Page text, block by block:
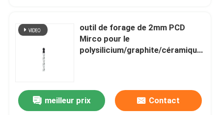
outil de forage de 2mm PCD
Mirco pour le
polysilicium/graphite/céramique
meilleur prix Contact